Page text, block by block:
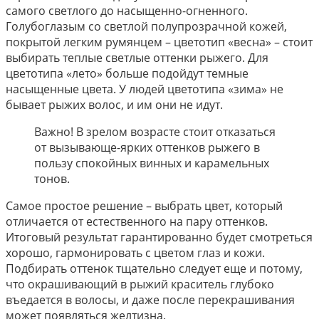
самого светлого до насыщенно-огненного.
Голубоглазым со светлой полупрозрачной кожей,
покрытой легким румянцем – цветотип «весна» – стоит
выбирать теплые светлые оттенки рыжего. Для
цветотипа «лето» больше подойдут темные
насыщенные цвета. У людей цветотипа «зима» не
бывает рыжих волос, и им они не идут.
Важно! В зрелом возрасте стоит отказаться
от вызывающе-ярких оттенков рыжего в
пользу спокойных винных и карамельных
тонов.
Самое простое решение – выбрать цвет, который
отличается от естественного на пару оттенков.
Итоговый результат гарантированно будет смотреться
хорошо, гармонировать с цветом глаз и кожи.
Подбирать оттенок тщательно следует еще и потому,
что окрашивающий в рыжий краситель глубоко
въедается в волосы, и даже после перекрашивания
может появляться желтизна.